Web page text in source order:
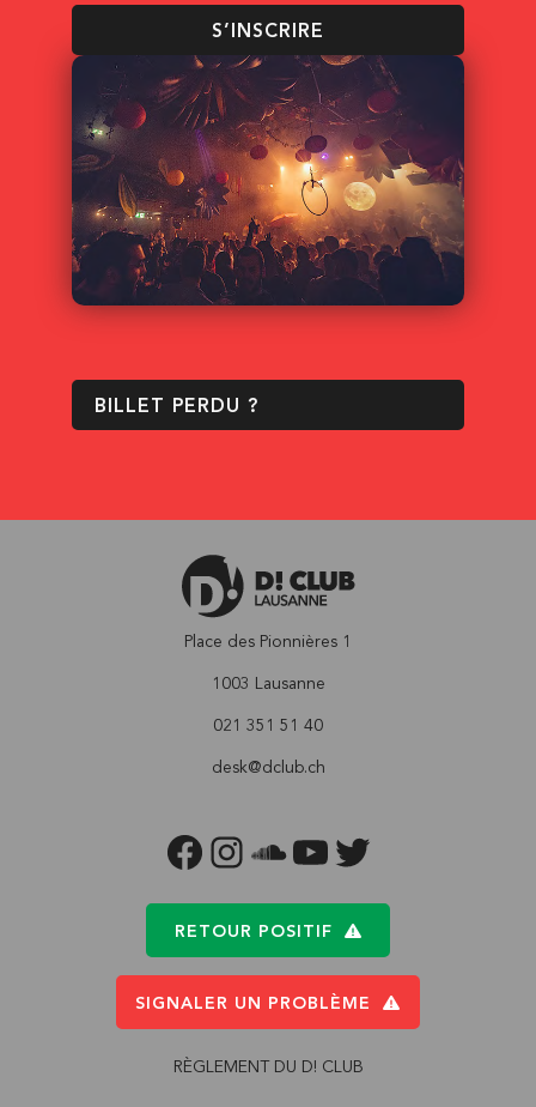
S’INSCRIRE
BILLET PERDU ?
Place des Pionnières 1
1003 Lausanne
021 351 51 40
desk@dclub.ch
FACEBOOKINSTAGRAM
SOUNDCLOUD
YOUTUBETWITTER
RETOUR POSITIF
SIGNALER UN PROBLÈME
RÈGLEMENT DU D! CLUB